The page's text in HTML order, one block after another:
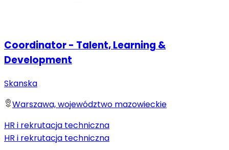
Coordinator - Talent, Learning &
Development
Skanska
Warszawa, województwo mazowieckie
HR i rekrutacja techniczna
HR i rekrutacja techniczna